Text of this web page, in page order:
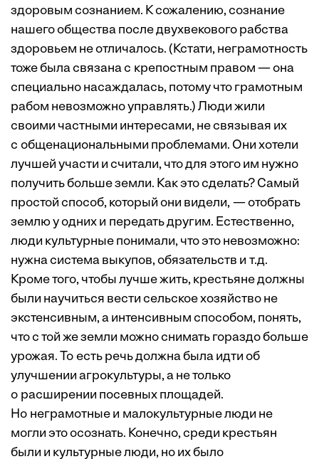
здоровым сознанием. К сожалению, сознание
нашего общества после двухвекового рабства
здоровьем не отличалось. (Кстати, неграмотность
тоже была связана с крепостным правом — она
специально насаждалась, потому что грамотным
рабом невозможно управлять.) Люди жили
своими частными интересами, не связывая их
с общенациональными проблемами. Они хотели
лучшей участи и считали, что для этого им нужно
получить больше земли. Как это сделать? Самый
простой способ, который они видели, — отобрать
землю у одних и передать другим. Естественно,
люди культурные понимали, что это невозможно:
нужна система выкупов, обязательств и т.д.
Кроме того, чтобы лучше жить, крестьяне должны
были научиться вести сельское хозяйство не
экстенсивным, а интенсивным способом, понять,
что с той же земли можно снимать гораздо больше
урожая. То есть речь должна была идти об
улучшении агрокультуры, а не только
о расширении посевных площадей.
Но неграмотные и малокультурные люди не
могли это осознать. Конечно, среди крестьян
были и культурные люди, но их было